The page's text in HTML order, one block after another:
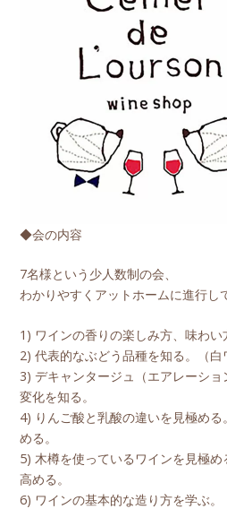
◆会の内容
7名様という少人数制の会、
わかりやすくアットホームに進行し
1) ワインの香りの楽しみ方、味わい
2) 代表的なぶどう品種を知る。（白
3) デキャンタージュ（エアレーシ
変化を知る。
4) りんご酸と乳酸の違いを見極め
める。
5) 木樽を使っているワインを見極
高める。
6) ワインの基本的な造り方を学ぶ。